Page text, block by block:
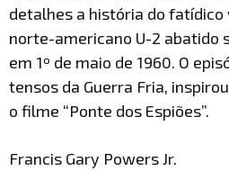
detalhes a história do fatídico
norte-americano U-2 abatido
em 1º de maio de 1960. O
tensos da Guerra Fria,
o filme “Ponte dos Espiões”.
Francis Gary Powers Jr.